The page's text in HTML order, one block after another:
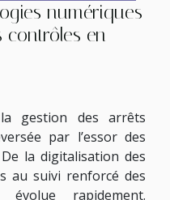
numériques
contrôles en
gestion des arrêts
par l’essor des
la digitalisation des
au suivi renforcé des
rapidement.